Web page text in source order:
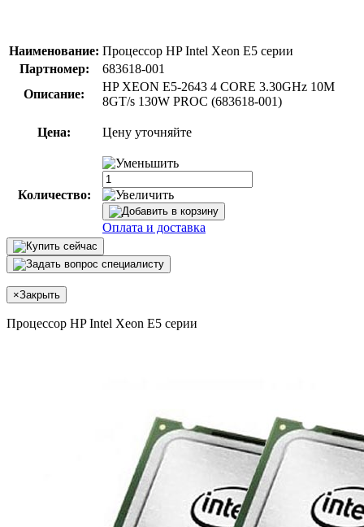
Наименование: Процессор HP Intel Xeon E5 серии
Партномер:
683618-001
Описание:
HP XEON E5-2643 4 CORE 3.30GHz 10M
8GT/s 130W PROC (683618-001)
Цена: Цену уточняйте
Количество:
Оплата и доставка
×Закрыть
Процессор HP Intel Xeon E5 серии